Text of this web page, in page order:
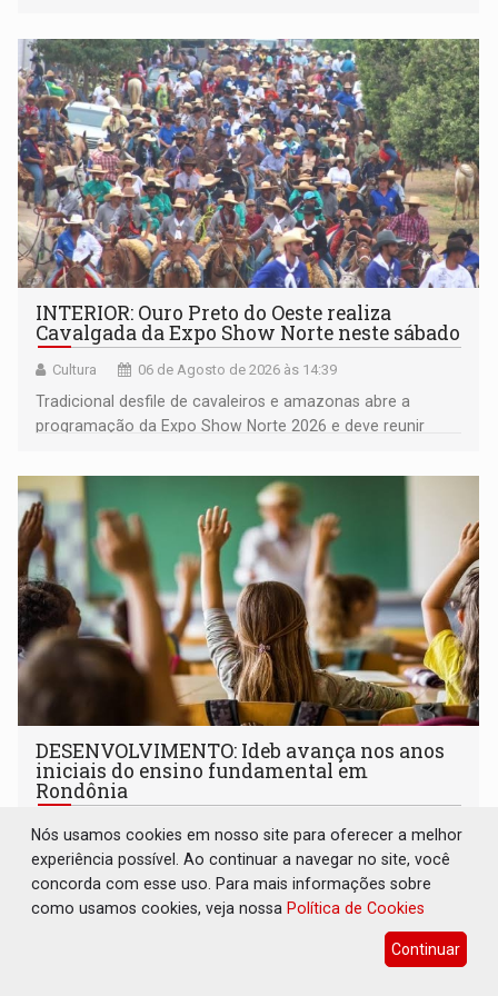
Pedro Geovar (PP) e a vice-prefeita Magna dos Anjos
(NOVO)
INTERIOR: Ouro Preto do Oeste realiza
Cavalgada da Expo Show Norte neste sábado
Cultura 06 de Agosto de 2026 às 14:39
Tradicional desfile de cavaleiros e amazonas abre a
programação da Expo Show Norte 2026 e deve reunir
DESENVOLVIMENTO: Ideb avança nos anos
iniciais do ensino fundamental em
Rondônia
06 de Agosto de 2026 às 14:30
Indicadores de 2025 crescem nos anos iniciais do ensino
fundamental e se mantêm nos anos finais; e no ensino
médio
Nós usamos cookies em nosso site para oferecer a melhor
experiência possível. Ao continuar a navegar no site, você
concorda com esse uso. Para mais informações sobre
como usamos cookies, veja nossa Política de Cookies
Continuar